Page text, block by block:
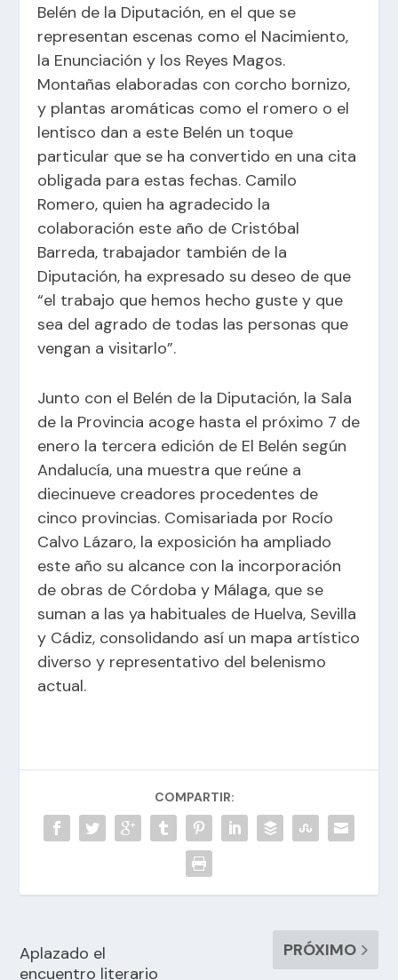
Belén de la Diputación, en el que se
representan escenas como el Nacimiento,
la Enunciación y los Reyes Magos.
Montañas elaboradas con corcho bornizo,
y plantas aromáticas como el romero o el
lentisco dan a este Belén un toque
particular que se ha convertido en una cita
obligada para estas fechas. Camilo
Romero, quien ha agradecido la
colaboración este año de Cristóbal
Barreda, trabajador también de la
Diputación, ha expresado su deseo de que
“el trabajo que hemos hecho guste y que
sea del agrado de todas las personas que
vengan a visitarlo”.
Junto con el Belén de la Diputación, la Sala
de la Provincia acoge hasta el próximo 7 de
enero la tercera edición de El Belén según
Andalucía, una muestra que reúne a
diecinueve creadores procedentes de
cinco provincias. Comisariada por Rocío
Calvo Lázaro, la exposición ha ampliado
este año su alcance con la incorporación
de obras de Córdoba y Málaga, que se
suman a las ya habituales de Huelva, Sevilla
y Cádiz, consolidando así un mapa artístico
diverso y representativo del belenismo
actual.
COMPARTIR:
Aplazado el
encuentro literario
PRÓXIMO